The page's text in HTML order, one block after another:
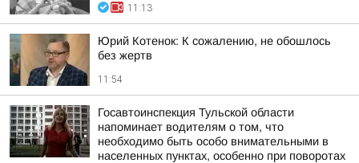
11:13
Юрий Котенок: К сожалению, не обошлось
без жертв
11:54
Госавтоинспекция Тульской области
напоминает водителям о том, что
необходимо быть особо внимательными в
населенных пунктах, особенно при поворотах